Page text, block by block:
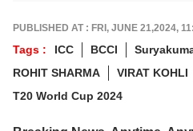
PUBLISHED AT : FRI, JUNE 21,2024,
Tags : ICC BCCI
ROHIT SHARMA
VIRAT KOHLI
T20 World Cup 2024